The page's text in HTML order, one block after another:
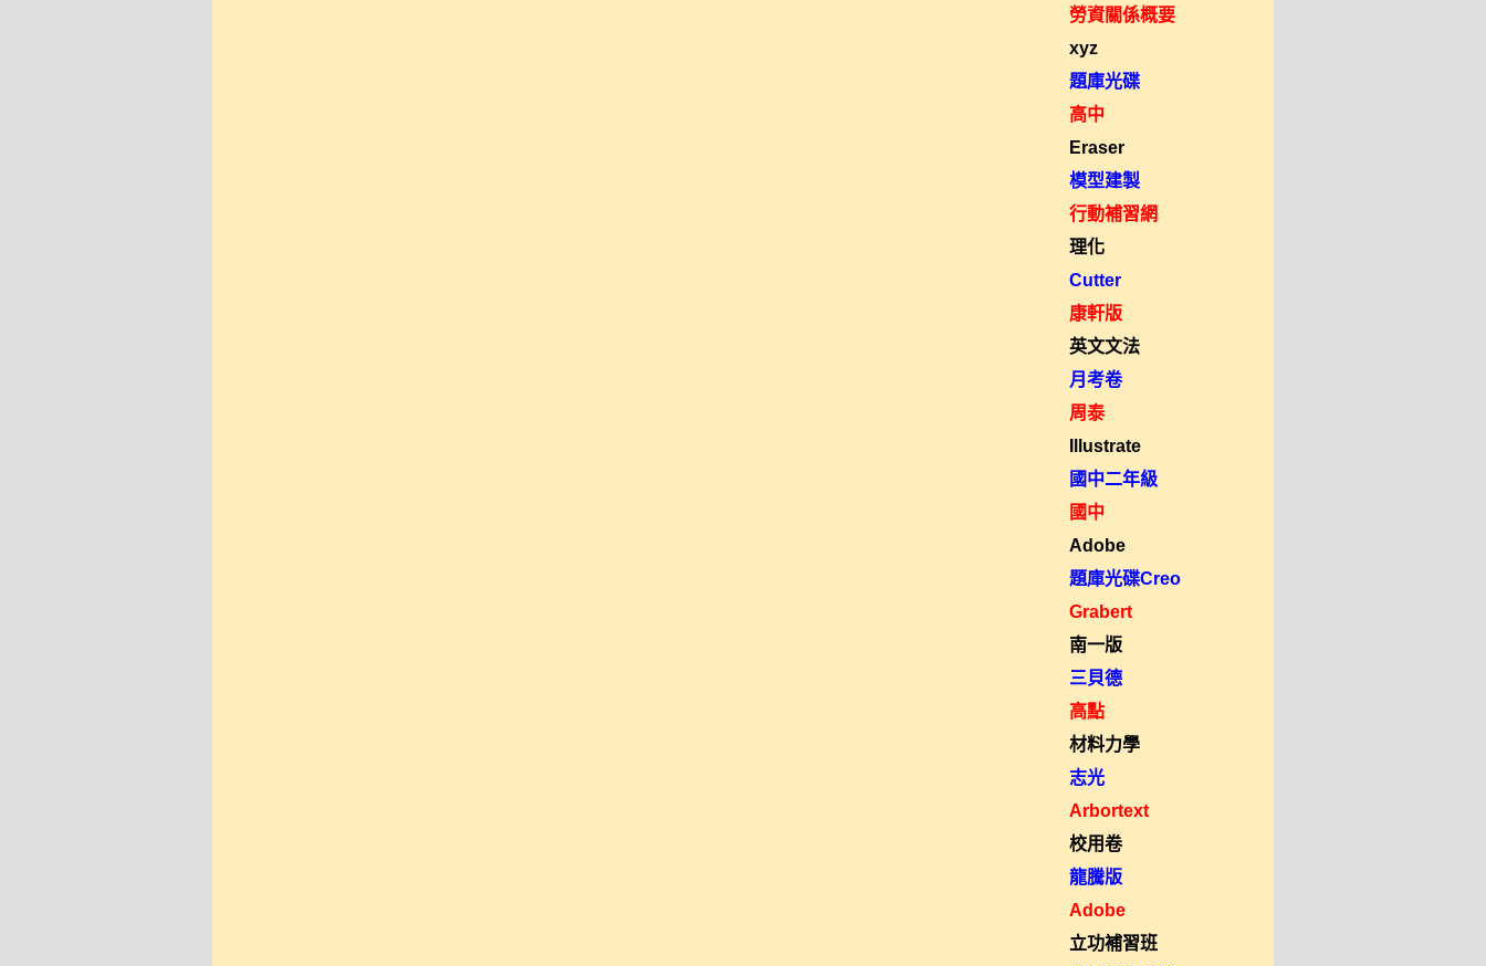
勞資關係概要
xyz
題庫光碟
高中
Eraser
模型建製
行動補習網
理化
Cutter
康軒版
英文文法
月考卷
周泰
Illustrate
國中二年級
國中
Adobe
題庫光碟Creo
Grabert
南一版
三貝德
高點
材料力學
志光
Arbortext
校用卷
龍騰版
Adobe
立功補習班